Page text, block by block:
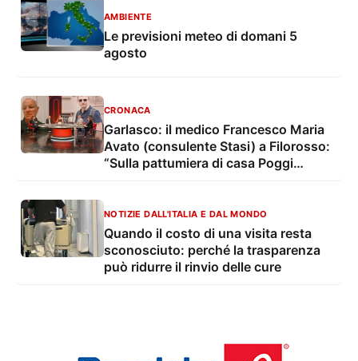
AMBIENTE
Le previsioni meteo di domani 5
agosto
CRONACA
Garlasco: il medico Francesco Maria
Avato (consulente Stasi) a Filorosso:
“Sulla pattumiera di casa Poggi
NOTIZIE DALL'ITALIA E DAL MONDO
Quando il costo di una visita resta
sconosciuto: perché la trasparenza
può ridurre il rinvio delle cure